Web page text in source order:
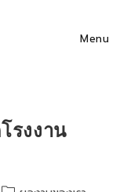
Menu
รงงาน